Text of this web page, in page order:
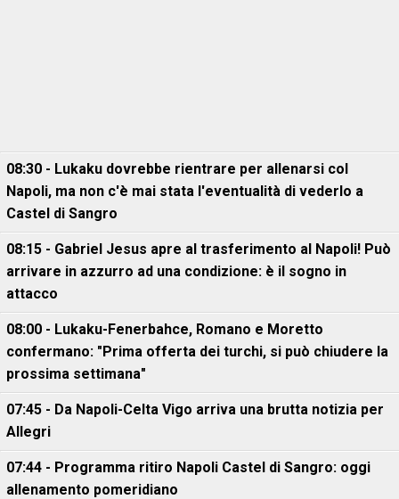
08:30 - Lukaku dovrebbe rientrare per allenarsi col
Napoli, ma non c'è mai stata l'eventualità di vederlo a
Castel di Sangro
08:15 - Gabriel Jesus apre al trasferimento al Napoli! Può
arrivare in azzurro ad una condizione: è il sogno in
attacco
08:00 - Lukaku-Fenerbahce, Romano e Moretto
confermano: "Prima offerta dei turchi, si può chiudere la
prossima settimana"
07:45 - Da Napoli-Celta Vigo arriva una brutta notizia per
Allegri
07:44 - Programma ritiro Napoli Castel di Sangro: oggi
allenamento pomeridiano